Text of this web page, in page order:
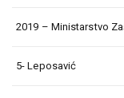
2019 – Ministarstvo
5- Leposavić